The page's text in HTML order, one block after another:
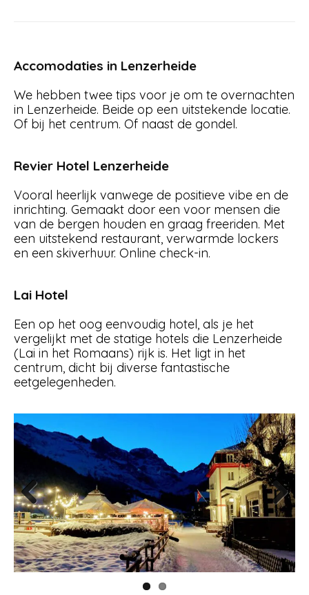
Accomodaties in Lenzerheide
We hebben twee tips voor je om te overnachten
in Lenzerheide. Beide op een uitstekende locatie.
Of bij het centrum. Of naast de gondel.
Revier Hotel Lenzerheide
Vooral heerlijk vanwege de positieve vibe en de
inrichting. Gemaakt door een voor mensen die
van de bergen houden en graag freeriden. Met
een uitstekend restaurant, verwarmde lockers
en een skiverhuur. Online check-in.
Lai Hotel
Een op het oog eenvoudig hotel, als je het
vergelijkt met de statige hotels die Lenzerheide
(Lai in het Romaans) rijk is. Het ligt in het
centrum, dicht bij diverse fantastische
eetgelegenheden.
Previous Next